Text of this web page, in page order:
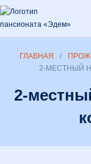
ГЛАВНАЯ /
2-МЕСТНЫЙ
2-